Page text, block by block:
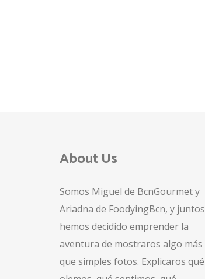
About Us
Somos Miguel de BcnGourmet y
Ariadna de FoodyingBcn, y juntos
hemos decidido emprender la
aventura de mostraros algo más
que simples fotos. Explicaros qué